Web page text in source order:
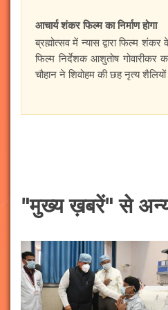
आचार्य शंकर फिल्म का निर्माण होगा
ब्रह्मोत्सव में न्यास द्वारा फिल्म
फिल्म निर्देशक आशुतोष गोवारीकर
चौहान ने शिवोहम की छह नृत्य
"मुख्य ख़बरें" से